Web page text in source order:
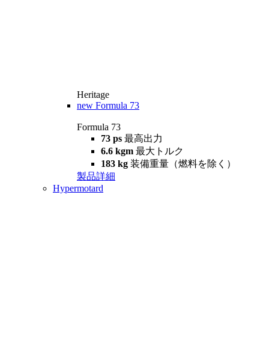
Heritage
new Formula 73
Formula 73
73 ps 最高出力
6.6 kgm 最大トルク
183 kg 装備重量（燃料を除く）
製品詳細
Hypermotard